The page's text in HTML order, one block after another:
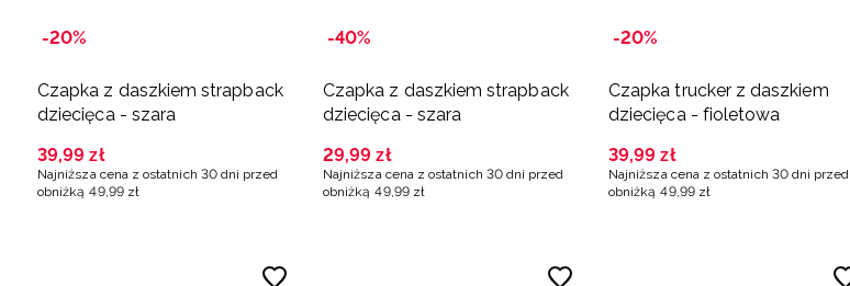
-20%
Czapka z daszkiem strapback
dziecięca - szara
39,99 zł
Najniższa cena z ostatnich 30 dni przed
obniżką 49,99 zł
-40%
Czapka z daszkiem strapback
dziecięca - szara
29,99 zł
Najniższa cena z ostatnich 30 dni przed
obniżką 49,99 zł
-20%
Czapka trucker z daszkiem
dziecięca - fioletowa
39,99 zł
Najniższa cena z ostatnich 30 dni przed
obniżką 49,99 zł